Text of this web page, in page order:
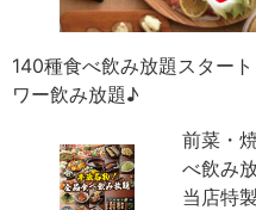
140種食べ飲み放題スター
ワー飲み放題♪
前菜・
べ飲み
当店特